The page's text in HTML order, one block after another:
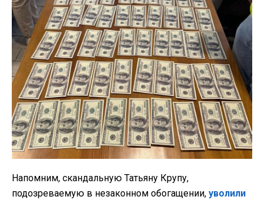
Напомним, скандальную Татьяну Крупу,
подозреваемую в незаконном обогащении, уволили